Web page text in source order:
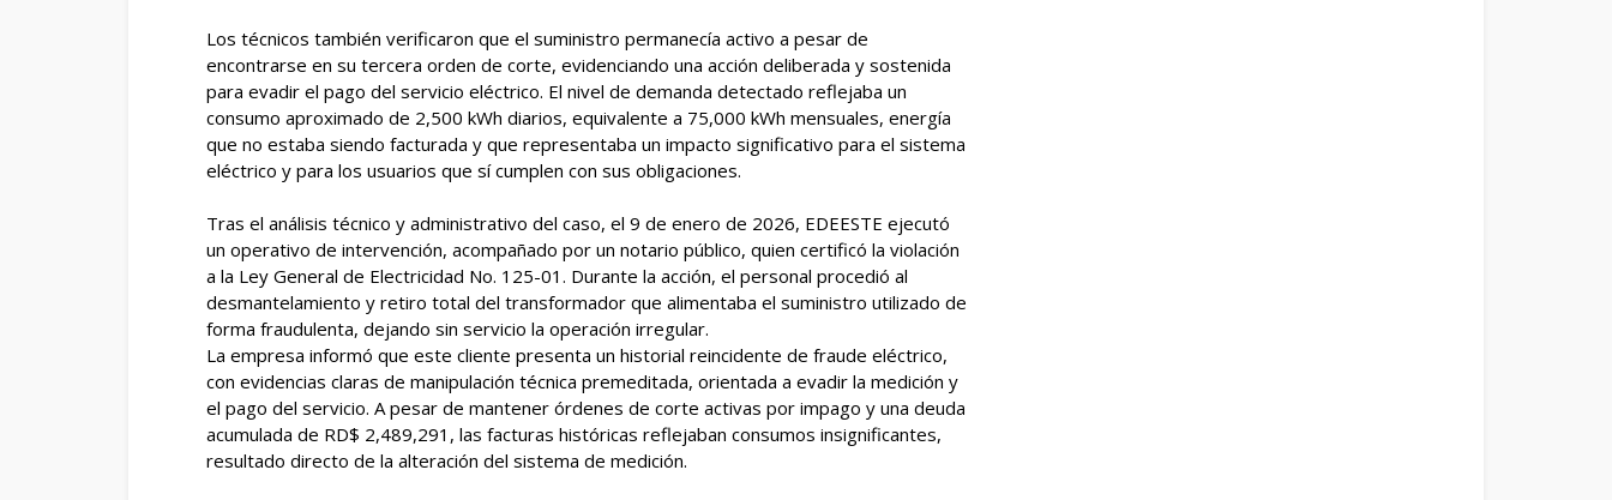
Los técnicos también verificaron que el suministro permanecía activo a pesar de
encontrarse en su tercera orden de corte, evidenciando una acción deliberada y sostenida
para evadir el pago del servicio eléctrico. El nivel de demanda detectado reflejaba un
consumo aproximado de 2,500 kWh diarios, equivalente a 75,000 kWh mensuales, energía
que no estaba siendo facturada y que representaba un impacto significativo para el sistema
eléctrico y para los usuarios que sí cumplen con sus obligaciones.
Tras el análisis técnico y administrativo del caso, el 9 de enero de 2026, EDEESTE ejecutó
un operativo de intervención, acompañado por un notario público, quien certificó la violación
a la Ley General de Electricidad No. 125-01. Durante la acción, el personal procedió al
desmantelamiento y retiro total del transformador que alimentaba el suministro utilizado de
forma fraudulenta, dejando sin servicio la operación irregular.
La empresa informó que este cliente presenta un historial reincidente de fraude eléctrico,
con evidencias claras de manipulación técnica premeditada, orientada a evadir la medición y
el pago del servicio. A pesar de mantener órdenes de corte activas por impago y una deuda
acumulada de RD$ 2,489,291, las facturas históricas reflejaban consumos insignificantes,
resultado directo de la alteración del sistema de medición.